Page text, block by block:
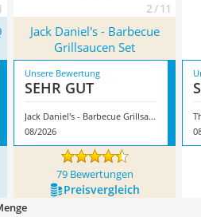
2 / 11
Jack Daniel's - Barbecue
Grillsaucen Set
Unsere Bewertung
SEHR GUT
Jack Daniel's - Barbecue Grillsaucen Set
08/2026
79 Bewertungen
Preis­vergleich